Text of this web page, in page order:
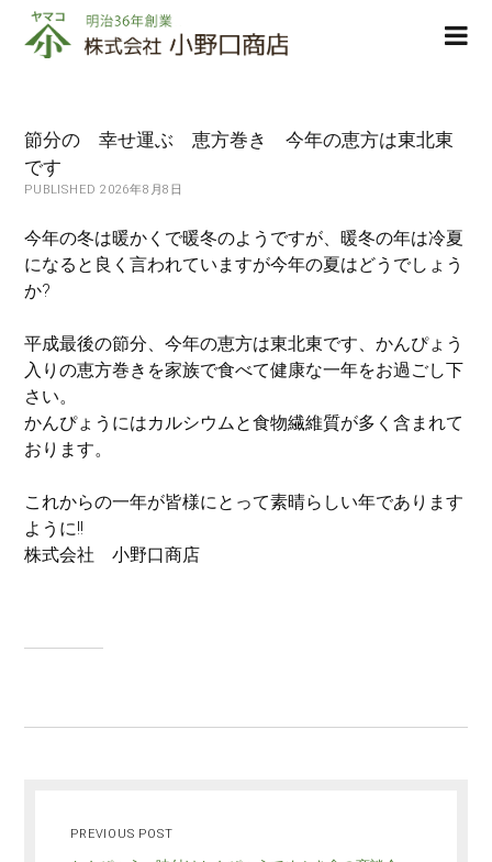
株
式
小
野
口
店
節分の 幸せ運ぶ 恵方巻き 今年の恵方は東北東
です
PUBLISHED 2026年8月8日
今年の冬は暖かくで暖冬のようですが、暖冬の年は冷夏
になると良く言われていますが今年の夏はどうでしょう
か?
平成最後の節分、今年の恵方は東北東です、かんぴょう
入りの恵方巻きを家族で食べて健康な一年をお過ごし下
さい。
かんぴょうにはカルシウムと食物繊維質が多く含まれて
おります。
これからの一年が皆様にとって素晴らしい年であります
ように!!
株式会社 小野口商店
PREVIOUS POST